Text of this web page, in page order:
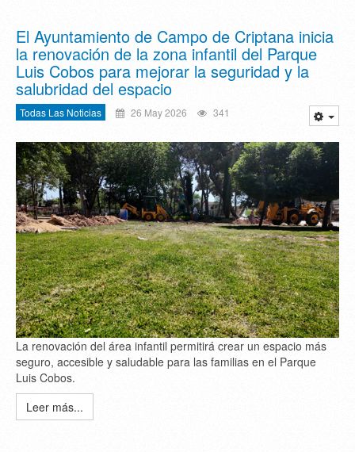
El Ayuntamiento de Campo de Criptana inicia
la renovación de la zona infantil del Parque
Luis Cobos para mejorar la seguridad y la
salubridad del espacio
Todas Las Noticias 26 May 2026 341
La renovación del área infantil permitirá crear un espacio más
seguro, accesible y saludable para las familias en el Parque
Luis Cobos.
Leer más...